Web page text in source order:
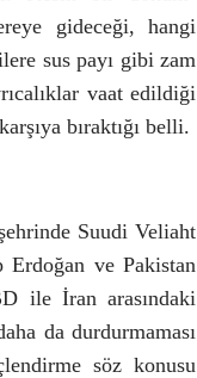
gideceği, hangi
sus payı gibi zam
vaat edildiği
bıraktığı belli.
Suudi Veliaht
Erdoğan ve Pakistan
ile İran arasındaki
da durdurmaması
söz konusu